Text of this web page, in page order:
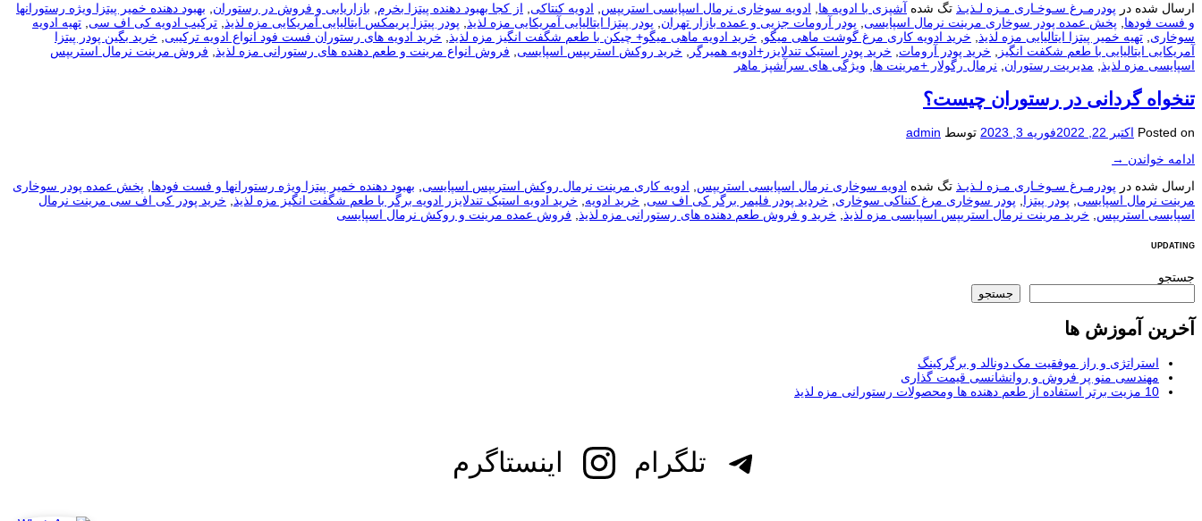
ارسال شده در پودرمـرغ سـوخـاری مـزه لـذیـذ تگ شده آشپزی با ادویه ها ادویه سوخاری نرمال اسپایسی استریپس ادویه کنتاکی از کجا بهبود دهنده پیتزا بخرم بازاریابی و فروش در رستوران
بهبود دهنده خمیر پیتزا ویژه رستورانها
و فست فودها
پخش عمده پودر سوخاری مرینت نرمال اسپایسی پودر آرومات جزیی و عمده بازار تهران پودر پیتزا ایتالیایی آمریکایی مزه لذیذ پودر پیتزا پریمکس ایتالیایی آمریکایی مزه لذیذ ترکیب ادویه کی اف سی تهیه ادویه
سوخاری تهیه خمیر پیتزا ایتالیایی مزه لذیذ خرید ادویه کاری مرغ گوشت ماهی میگو خرید ادویه ماهی میگو+ چیکن با طعم شگفت انگیز مزه لذیذ خرید ادویه های رستوران فست فود انواع ادویه ترکیبی
خرید بگین پودر پیتزا
آمریکایی ایتالیایی با طعم شکفت انگیز
خرید پودر آرومات خرید پودر استیک تندلایزر+ادویه همیرگر خرید روکش استریپس اسپایسی فروش انواع مرینت و طعم دهنده های رستورانی مزه لذیذ
فروش مرینت نرمال استریپس
اسپایسی مزه لذیذ
مدیریت رستوران نرمال رگولار +مرینت ها ویژگی های سرآشپز ماهر
تنخواه گردانی در رستوران چيست؟
Posted on اکتبر 22, 2022 فوریه 3, 2023 توسط admin
ادامه خواندن →
ارسال شده در پودرمـرغ سـوخـاری مـزه لـذیـذ تگ شده ادویه سوخاری نرمال اسپایسی استریپس ادویه کاری مرینت نرمال روکش استریپس اسپایسی بهبود دهنده خمیر پیتزا ویژه رستورانها و فست فودها
پخش عمده پودر سوخاری
مرینت نرمال اسپایسی
پودر پیتزا پودر سوخاری مرغ کنناکی سوخاری خردید پودر فلیمر برگر کی اف سی خرید ادویه خرید ادویه استیک تندلایزر ادویه برگر با طعم شگفت انگیز مزه لذیذ
خرید پودر کی اف سی مرینت نرمال
اسپایسی استریپس
خرید مرینت نرمال استریپس اسپایسی مزه لذیذ خرید و فروش طعم دهنده های رستورانی مزه لذیذ فروش عمده مرینت و روکش نرمال اسپایسی
UPDATING
جستجو
جستجو
آخرین آموزش ها
استراتژی و راز موفقیت مک دونالد و برگرکینگ
مهندسی منو پر فروش و روانشانسی قیمت گذاری
10 مزیت برتر استفاده از طعم دهنده ها ومحصولات رستورانی مزه لذیذ
تلگرام اینستاگرم